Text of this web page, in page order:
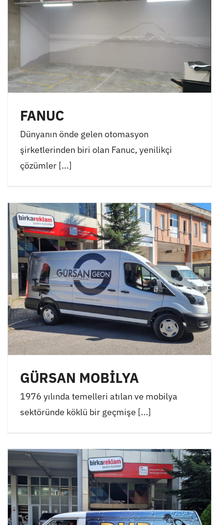
FANUC
Dünyanın önde gelen otomasyon
şirketlerinden biri olan Fanuc, yenilikçi
çözümler [...]
GÜRSAN MOBİLYA
1976 yılında temelleri atılan ve mobilya
sektöründe köklü bir geçmişe [...]